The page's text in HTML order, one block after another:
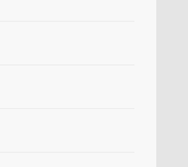
baru dan